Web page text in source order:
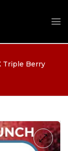
Triple Berry